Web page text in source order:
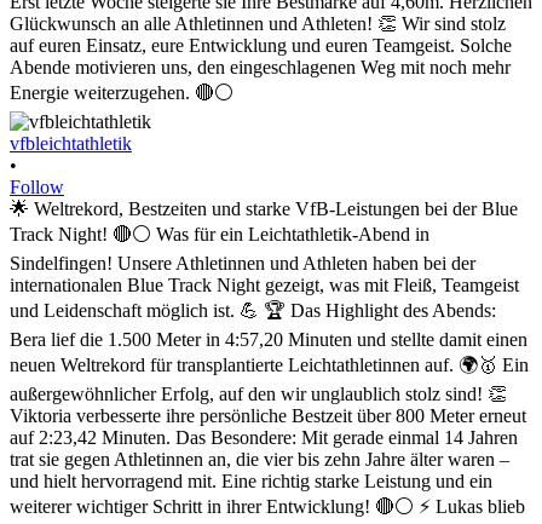
vfbleichtathletik
•
Follow
🌟 Weltrekord, Bestzeiten und starke VfB-Leistungen bei der Blue
Track Night! 🔴⚪ Was für ein Leichtathletik-Abend in
Sindelfingen! Unsere Athletinnen und Athleten haben bei der
internationalen Blue Track Night gezeigt, was mit Fleiß, Teamgeist
und Leidenschaft möglich ist. 💪 🏆 Das Highlight des Abends:
Bera lief die 1.500 Meter in 4:57,20 Minuten und stellte damit einen
neuen Weltrekord für transplantierte Leichtathletinnen auf. 🌍🥇 Ein
außergewöhnlicher Erfolg, auf den wir unglaublich stolz sind! 👏
Viktoria verbesserte ihre persönliche Bestzeit über 800 Meter erneut
auf 2:23,42 Minuten. Das Besondere: Mit gerade einmal 14 Jahren
trat sie gegen Athletinnen an, die vier bis zehn Jahre älter waren –
und hielt hervorragend mit. Eine richtig starke Leistung und ein
weiterer wichtiger Schritt in ihrer Entwicklung! 🔴⚪ ⚡ Lukas blieb